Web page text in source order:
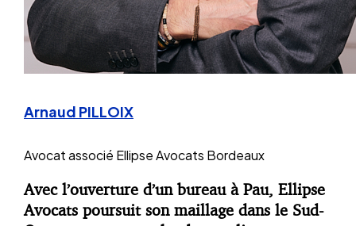
Arnaud PILLOIX
Avocat associé Ellipse Avocats Bordeaux
Avec l’ouverture d’un bureau à Pau, Ellipse
Avocats poursuit son maillage dans le Sud-